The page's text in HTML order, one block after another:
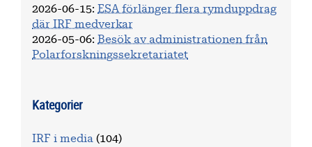
2026-06-15: ESA förlänger flera rymduppdrag
där IRF medverkar
2026-05-06: Besök av administrationen från
Polarforskningssekretariatet
Kategorier
IRF i media (104)